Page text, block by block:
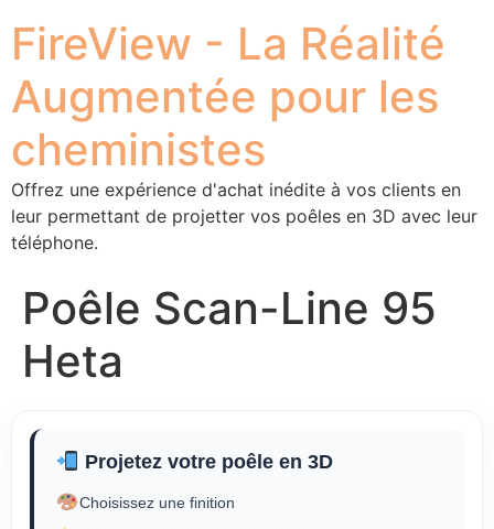
FireView - La Réalité
Augmentée pour les
cheministes
Offrez une expérience d'achat inédite à vos clients en
leur permettant de projetter vos poêles en 3D avec leur
téléphone.
Poêle Scan-Line 95
Heta
Projetez votre poêle en 3D
Choisissez une finition